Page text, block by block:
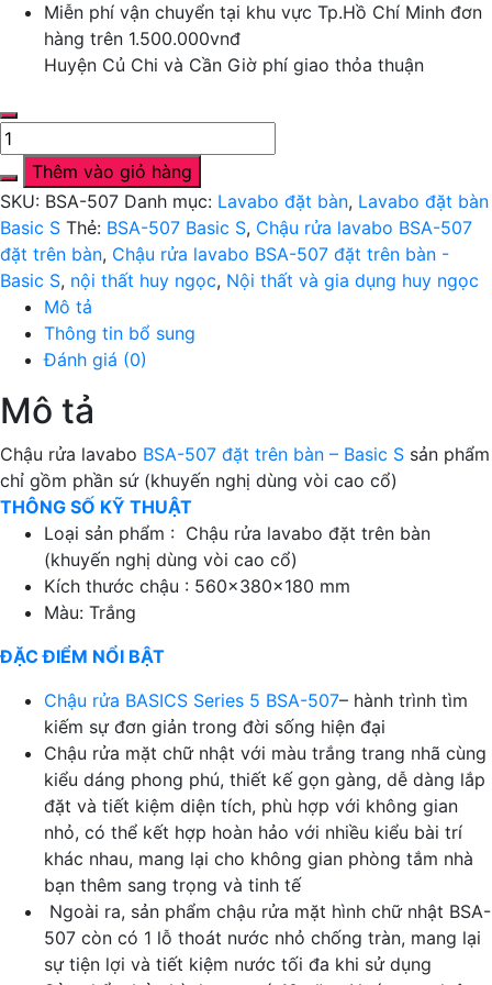
Miễn phí vận chuyển tại khu vực Tp.Hồ Chí Minh đơn
hàng trên 1.500.000vnđ
Huyện Củ Chi và Cần Giờ phí giao thỏa thuận
Chậu
rửa
lavabo
BSA-
507
đặt
trên
S
số
lượng
Thêm vào giỏ hàng
SKU: BSA-507 Danh mục: Lavabo đặt bàn, Lavabo đặt bàn
Basic S Thẻ: BSA-507 Basic S, Chậu rửa lavabo BSA-507
đặt trên bàn, Chậu rửa lavabo BSA-507 đặt trên bàn -
Basic S, nội thất huy ngọc, Nội thất và gia dụng huy ngọc
Mô tả
Thông tin bổ sung
Đánh giá (0)
Mô tả
Chậu rửa lavabo BSA-507 đặt trên bàn – Basic S sản phẩm
chỉ gồm phần sứ (khuyến nghị dùng vòi cao cổ)
THÔNG SỐ KỸ THUẬT
Loại sản phẩm : Chậu rửa lavabo đặt trên bàn
(khuyến nghị dùng vòi cao cổ)
Kích thước chậu : 560x380x180 mm
Màu: Trắng
ĐẶC ĐIỂM NỔI BẬT
Chậu rửa BASICS Series 5 BSA-507– hành trình tìm
kiếm sự đơn giản trong đời sống hiện đại
Chậu rửa mặt chữ nhật với màu trắng trang nhã cùng
kiểu dáng phong phú, thiết kế gọn gàng, dễ dàng lắp
đặt và tiết kiệm diện tích, phù hợp với không gian
nhỏ, có thể kết hợp hoàn hảo với nhiều kiểu bài trí
khác nhau, mang lại cho không gian phòng tắm nhà
bạn thêm sang trọng và tinh tế
Ngoài ra, sản phẩm chậu rửa mặt hình chữ nhật BSA-
507 còn có 1 lỗ thoát nước nhỏ chống tràn, mang lại
sự tiện lợi và tiết kiệm nước tối đa khi sử dụng